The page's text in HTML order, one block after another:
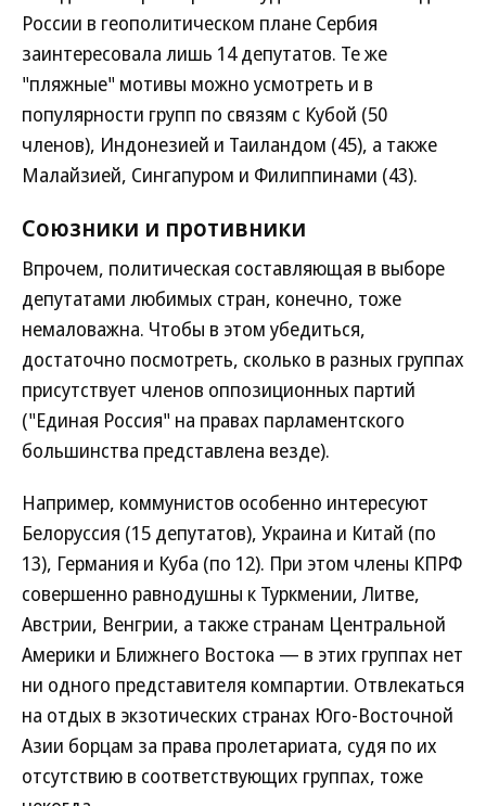
России в геополитическом плане Сербия
заинтересовала лишь 14 депутатов. Те же
"пляжные" мотивы можно усмотреть и в
популярности групп по связям с Кубой (50
членов), Индонезией и Таиландом (45), а также
Малайзией, Сингапуром и Филиппинами (43).
Союзники и противники
Впрочем, политическая составляющая в выборе
депутатами любимых стран, конечно, тоже
немаловажна. Чтобы в этом убедиться,
достаточно посмотреть, сколько в разных группах
присутствует членов оппозиционных партий
("Единая Россия" на правах парламентского
большинства представлена везде).
Например, коммунистов особенно интересуют
Белоруссия (15 депутатов), Украина и Китай (по
13), Германия и Куба (по 12). При этом члены КПРФ
совершенно равнодушны к Туркмении, Литве,
Австрии, Венгрии, а также странам Центральной
Америки и Ближнего Востока — в этих группах нет
ни одного представителя компартии. Отвлекаться
на отдых в экзотических странах Юго-Восточной
Азии борцам за права пролетариата, судя по их
отсутствию в соответствующих группах, тоже